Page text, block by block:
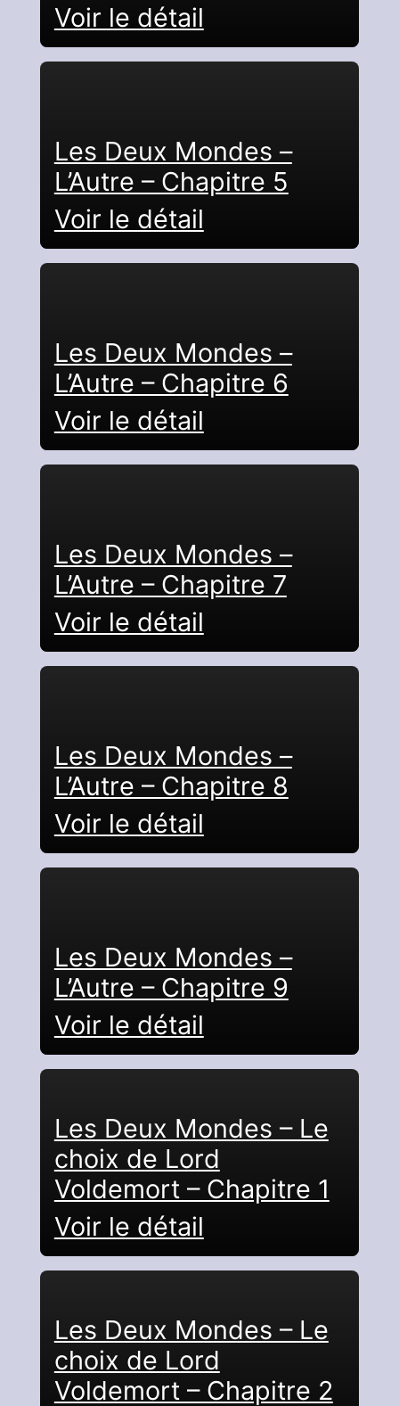
Voir le détail
Les Deux Mondes –
L’Autre – Chapitre 5
Voir le détail
Les Deux Mondes –
L’Autre – Chapitre 6
Voir le détail
Les Deux Mondes –
L’Autre – Chapitre 7
Voir le détail
Les Deux Mondes –
L’Autre – Chapitre 8
Voir le détail
Les Deux Mondes –
L’Autre – Chapitre 9
Voir le détail
Les Deux Mondes – Le
choix de Lord
Voldemort – Chapitre 1
Voir le détail
Les Deux Mondes – Le
choix de Lord
Voldemort – Chapitre 2